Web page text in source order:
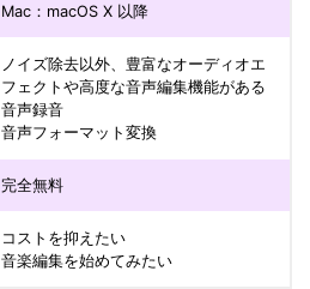
Mac：macOS X 以降
ノイズ除去以外、豊富なオーディオエ
フェクトや高度な音声編集機能がある
音声録音
音声フォーマット変換
完全無料
コストを抑えたい
音楽編集を始めてみたい